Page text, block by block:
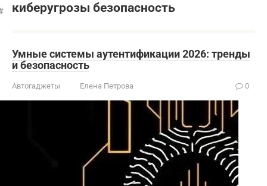
киберугрозы безопасность
Умные системы аутентификации 2026: тренды
и безопасность
Автогаджеты Елена Петрова 0